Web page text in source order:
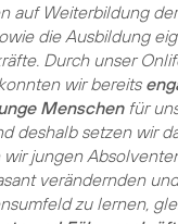
auf Weiterbildung
die Ausbildung
Durch unser
wir bereits
Menschenfür
deshalb setzen wir
wir jungen
verändernden
zu lernen,